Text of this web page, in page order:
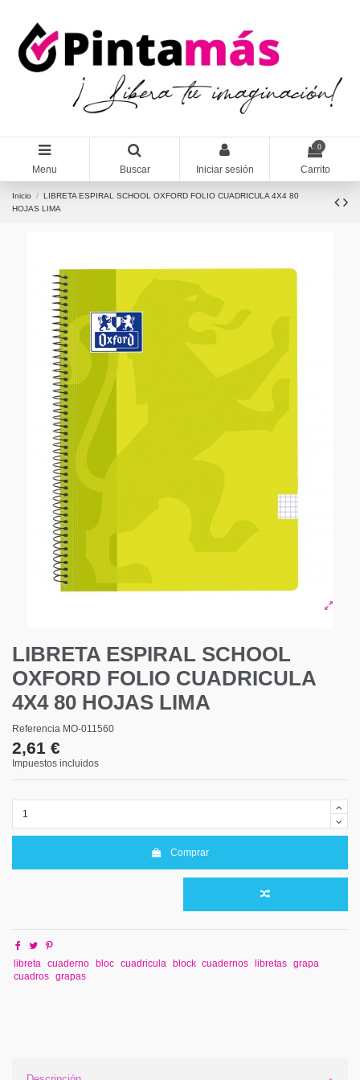
Menu Buscar Iniciar sesión
0
Carrito
Inicio
LIBRETA ESPIRAL SCHOOL OXFORD FOLIO CUADRICULA 4X4 80
HOJAS LIMA
LIBRETA ESPIRAL SCHOOL
OXFORD FOLIO CUADRICULA
4X4 80 HOJAS LIMA
Referencia MO-011560
2,61 €
Impuestos incluidos
Comprar
libreta cuaderno bloc cuadricula block cuadernos libretas grapa
cuadros grapas